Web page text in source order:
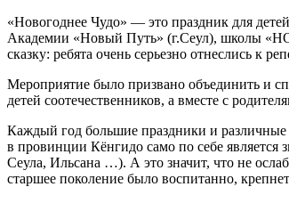
«Новогоднее Чудо» — это праздник для
Академии «Новый Путь» (г.Сеул), школы
сказку: ребята очень серьезно отнеслись к
Мероприятие было призвано объединить и
детей соотечественников, а вместе с
Каждый год большие праздники и различные
в провинции Кёнгидо само по себе
Сеула, Ильсана …). А это значит, что не
старшее поколение было воспитанно,